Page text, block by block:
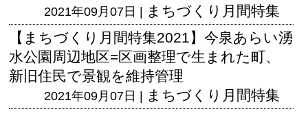
2021年09月07日 | まちづくり月間特集
【まちづくり月間特集2021】今泉あらい湧
水公園周辺地区=区画整理で生まれた町、
新旧住民で景観を維持管理
2021年09月07日 | まちづくり月間特集